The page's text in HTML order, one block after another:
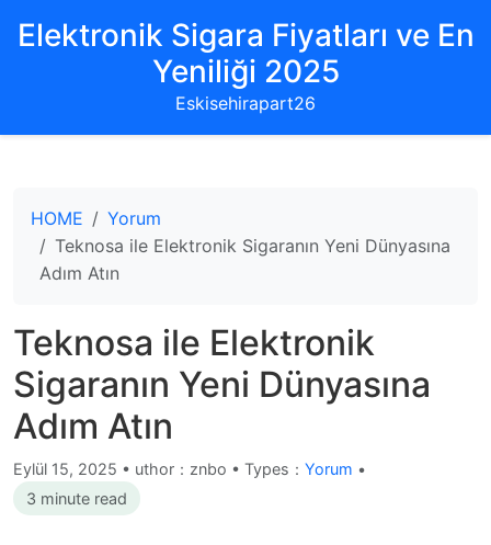
Elektronik Sigara Fiyatları ve En
Yeniliği 2025
Eskisehirapart26
HOME
Yorum
Teknosa ile Elektronik Sigaranın Yeni Dünyasına
Adım Atın
Teknosa ile Elektronik
Sigaranın Yeni Dünyasına
Adım Atın
Eylül 15, 2025 • uthor：znbo • Types： Yorum •
3 minute read